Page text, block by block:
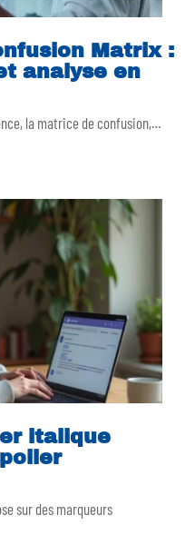
Matrix :
analyse en
la matrice de confusion,…
italique
sur des marqueurs